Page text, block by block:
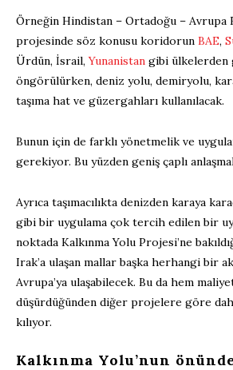
Örneğin Hindistan – Ortadoğu –
projesinde söz konusu koridorun BAE,
Ürdün, İsrail,Yunanistan gibi ülkelerden
öngörülürken, deniz yolu, demiryolu,
taşıma hat ve güzergahları kullanılacak.
Bunun için de farklı yönetmelik ve
gerekiyor. Bu yüzden geniş çaplı
Ayrıca taşımacılıkta denizden karaya
gibi bir uygulama çok tercih edilen bir
noktada Kalkınma Yolu Projesi’ne
Irak’a ulaşan mallar başka herhangi bir
Avrupa’ya ulaşabilecek. Bu da hem
düşürdüğünden diğer projelere göre
kılıyor.
Kalkınma Yolu’nun